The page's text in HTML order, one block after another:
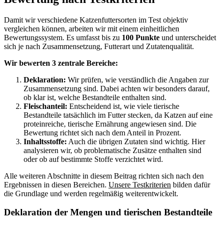
Damit wir verschiedene Katzenfuttersorten im Test objektiv
vergleichen können, arbeiten wir mit einem einheitlichen
Bewertungssystem. Es umfasst bis zu 100 Punkte und unterscheidet
sich je nach Zusammensetzung, Futterart und Zutatenqualität.
Wir bewerten 3 zentrale Bereiche:
Deklaration: Wir prüfen, wie verständlich die Angaben zur
Zusammensetzung sind. Dabei achten wir besonders darauf,
ob klar ist, welche Bestandteile enthalten sind.
Fleischanteil: Entscheidend ist, wie viele tierische
Bestandteile tatsächlich im Futter stecken, da Katzen auf eine
proteinreiche, tierische Ernährung angewiesen sind. Die
Bewertung richtet sich nach dem Anteil in Prozent.
Inhaltsstoffe: Auch die übrigen Zutaten sind wichtig. Hier
analysieren wir, ob problematische Zusätze enthalten sind
oder ob auf bestimmte Stoffe verzichtet wird.
Alle weiteren Abschnitte in diesem Beitrag richten sich nach den
Ergebnissen in diesen Bereichen. Unsere Testkriterien bilden dafür
die Grundlage und werden regelmäßig weiterentwickelt.
Deklaration der Mengen und tierischen Bestandteile